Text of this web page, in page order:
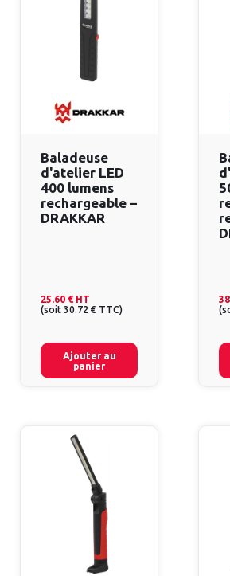
Baladeuse
d'atelier LED
400 lumens
rechargeable –
DRAKKAR
25.60 € HT
(soit 30.72 € TTC)
Ajouter au
panier
(